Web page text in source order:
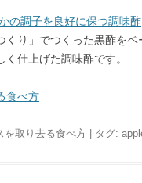
の調子を良好に保つ調味酢
くり」でつくった黒酢を
仕上げた調味酢です。
食べ方
を取り去る食べ方 | タグ: